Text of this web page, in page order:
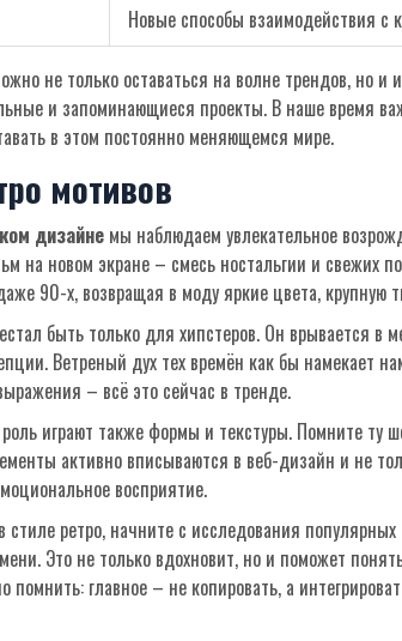
Новые способы взаимодействия с
не только оставаться на волне трендов, но и
и запоминающиеся проекты. В наше время
в этом постоянно меняющемся мире.
мотивов
дизайне мы наблюдаем увлекательное
на новом экране – смесь ностальгии и свежих
90-х, возвращая в моду яркие цвета, крупную
быть только для хипстеров. Он врывается в
Ветреный дух тех времён как бы намекает
– всё это сейчас в тренде.
играют также формы и текстуры. Помните ту
активно вписываются в веб-дизайн и не
восприятие.
стиле ретро, начните с исследования
Это не только вдохновит, но и поможет
помнить: главное – не копировать, а